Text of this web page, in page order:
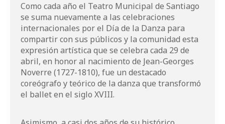
Como cada año el Teatro Municipal de Santiago
se suma nuevamente a las celebraciones
internacionales por el Día de la Danza para
compartir con sus públicos y la comunidad esta
expresión artística que se celebra cada 29 de
abril, en honor al nacimiento de Jean-Georges
Noverre (1727-1810), fue un destacado
coreógrafo y teórico de la danza que transformó
el ballet en el siglo XVIII.